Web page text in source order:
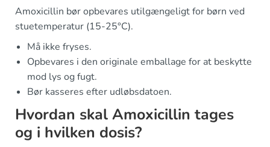
Amoxicillin bør opbevares utilgængeligt for børn ved
stuetemperatur (15-25°C).
Må ikke fryses.
Opbevares i den originale emballage for at beskytte
mod lys og fugt.
Bør kasseres efter udløbsdatoen.
Hvordan skal Amoxicillin tages
og i hvilken dosis?